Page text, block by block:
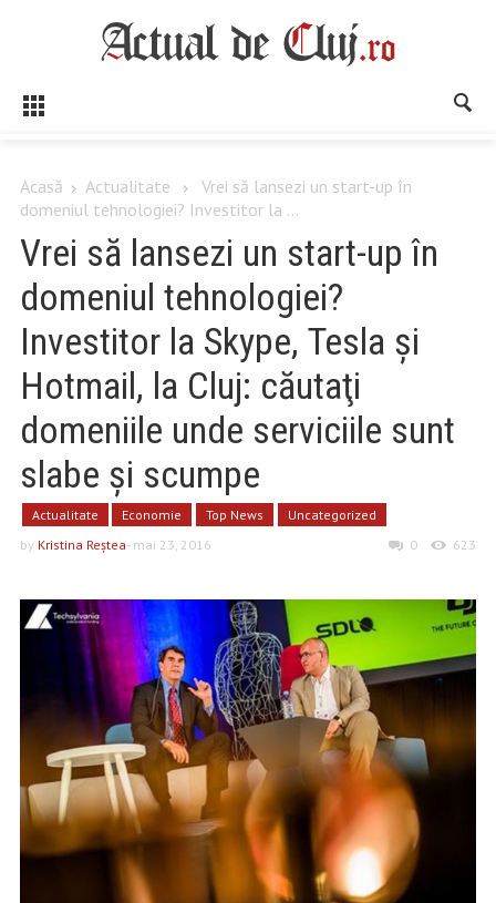
Acasă Actualitate
Vrei să lansezi un start-up în
domeniul tehnologiei? Investitor la ...
Vrei să lansezi un start-up în
domeniul tehnologiei?
Investitor la Skype, Tesla şi
Hotmail, la Cluj: căutaţi
domeniile unde serviciile sunt
slabe şi scumpe
Actualitate Economie Top News
Uncategorized
by Kristina Reştea- mai 23, 2016 0 623